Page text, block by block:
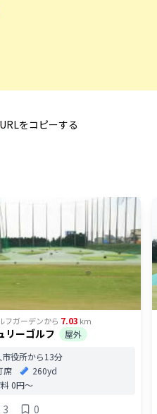
URLをコピーする
フガーデンから 7.03 km
リーゴルフ
屋外
市役所から13分
席
260yd
0円〜
3 0